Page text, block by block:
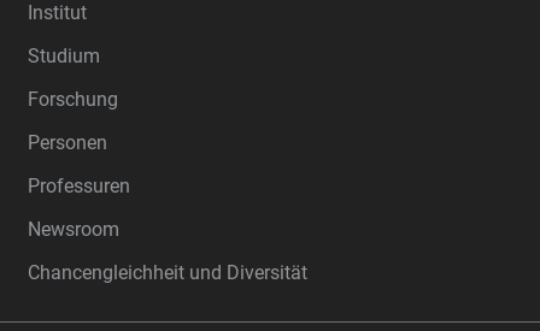
Institut
Studium
Forschung
Personen
Professuren
Newsroom
Chancengleichheit und Diversität